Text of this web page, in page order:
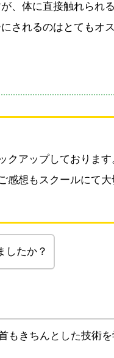
、体に直接触れられ
されるのはとてもオ
クアップしております
想もスクールにて大
したか？
もきちんとした技術